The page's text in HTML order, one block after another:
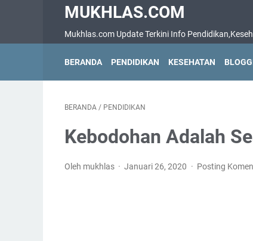
MUKHLAS.COM
Mukhlas.com Update Terkini Info
BERANDA PENDIDIKAN KESEHATAN
BERANDA / PENDIDIKAN
Kebodohan Adalah
Oleh mukhlas Januari 26, 2020 Posting